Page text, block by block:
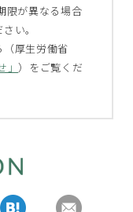
限が異なる場合
い。
厚生労働省
」）をご覧くだ